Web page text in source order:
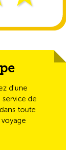
d'une
de
toute